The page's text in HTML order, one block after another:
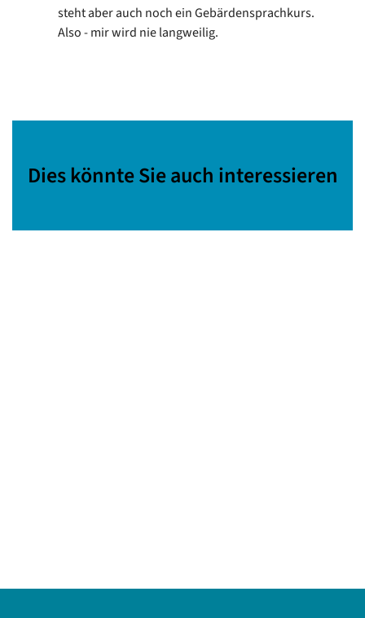
steht aber auch noch ein Gebärdensprachkurs.
Also - mir wird nie langweilig.
Dies könnte Sie auch interessieren